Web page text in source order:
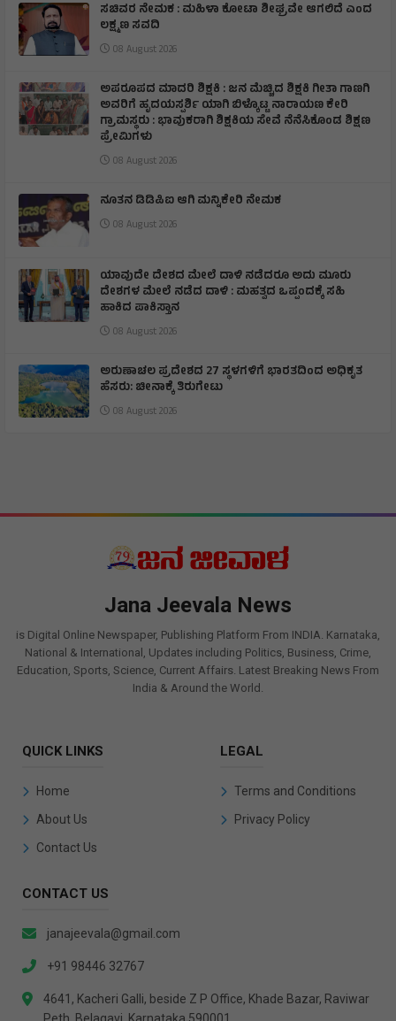
ಸಚಿವರ ನೇಮಕ : ಮಹಿಳಾ ಕೋಟಾ ಶೀಘ್ರವೇ ಆಗಲಿದೆ ಎಂದ
ಲಕ್ಷ್ಮಣ ಸವದಿ
08 August 2026
ಅಪರೂಪದ ಮಾದರಿ ಶಿಕ್ಷಕಿ : ಜನ ಮೆಚ್ಚಿದ ಶಿಕ್ಷಕಿ ಗೀತಾ ಗಾಣಗಿ
ಅವರಿಗೆ ಹೃದಯಸ್ಪರ್ಶಿ ಯಾಗಿ ಬಿಳ್ಕೊಟ್ಟ ನಾರಾಯಣ ಕೇರಿ
ಗ್ರಾಮಸ್ಥರು : ಭಾವುಕರಾಗಿ ಶಿಕ್ಷಕಿಯ ಸೇವೆ ನೆನೆಸಿಕೊಂಡ ಶಿಕ್ಷಣ
ಪ್ರೇಮಿಗಳು
08 August 2026
ನೂತನ ಡಿಡಿಪಿಐ ಆಗಿ ಮನ್ನಿಕೇರಿ ನೇಮಕ
08 August 2026
ಯಾವುದೇ ದೇಶದ ಮೇಲೆ ದಾಳಿ ನಡೆದರೂ ಅದು ಮೂರು
ದೇಶಗಳ ಮೇಲೆ ನಡೆದ ದಾಳಿ : ಮಹತ್ವದ ಒಪ್ಪಂದಕ್ಕೆ ಸಹಿ
ಹಾಕಿದ ಪಾಕಿಸ್ತಾನ
08 August 2026
ಅರುಣಾಚಲ ಪ್ರದೇಶದ 27 ಸ್ಥಳಗಳಿಗೆ ಭಾರತದಿಂದ ಅಧಿಕೃತ
ಹೆಸರು: ಚೀನಾಕ್ಕೆ ತಿರುಗೇಟು
08 August 2026
Jana Jeevala News
is Digital Online Newspaper, Publishing Platform From INDIA. Karnataka,
National & International, Updates including Politics, Business, Crime,
Education, Sports, Science, Current Affairs. Latest Breaking News From
India & Around the World.
QUICK LINKS
Home
About Us
Contact Us
LEGAL
Terms and Conditions
Privacy Policy
CONTACT US
janajeevala@gmail.com
+91 98446 32767
4641, Kacheri Galli, beside Z P Office, Khade Bazar, Raviwar